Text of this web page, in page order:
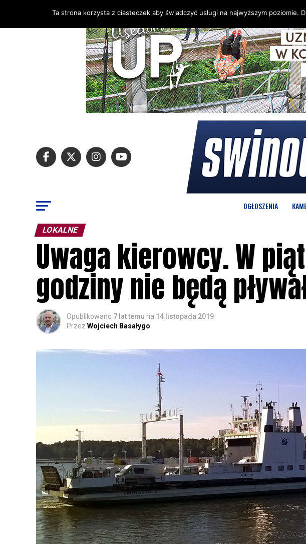
OGŁOSZENIA
LOKALNE
Uwaga kierowcy. W
godziny nie będą
Opublikowano 7 lat temu na 14 listopada 2019
Przez Wojciech Basałygo
Ta strona korzysta z ciasteczek aby świadczyć usługi na najwyższym